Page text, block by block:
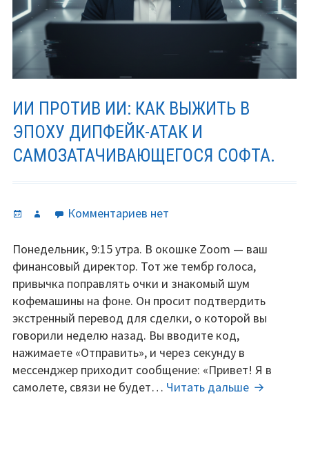
ИИ ПРОТИВ ИИ: КАК ВЫЖИТЬ В
ЭПОХУ ДИПФЕЙК-АТАК И
САМОЗАТАЧИВАЮЩЕГОСЯ СОФТА.
Опубликовано
Автор Комментариевк
ИИ
против
ИИ:
Как
выжить
в
эпоху
дипфейк-
атак
нет
Понедельник, 9:15 утра. В окошке Zoom — ваш
финансовый директор. Тот же тембр голоса,
привычка поправлять очки и знакомый шум
кофемашины на фоне. Он просит подтвердить
экстренный перевод для сделки, о которой вы
говорили неделю назад. Вы вводите код,
нажимаете «Отправить», и через секунду в
мессенджер приходит сообщение: «Привет! Я в
самолете, связи не будет… Читать дальше ИИ